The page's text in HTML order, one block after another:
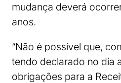
mudança deverá
anos.
“Não é possível que,
tendo declarado no dia
obrigações para a